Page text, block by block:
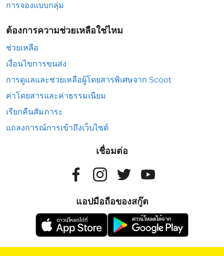
การจองแบบกลุ่ม
ต้องการความช่วยเหลือใช่ไหม
ช่วยเหลือ
เงื่อนไขการขนส่ง
การดูแลและช่วยเหลือผู้โดยสารพิเศษจาก Scoot
ค่าโดยสารและค่าธรรมเนียม
เรียกคืนสัมภาระ
แถลงการณ์การเข้าถึงเว็บไซต์
เชื่อมต่อ
แอปมือถือของสกู๊ต